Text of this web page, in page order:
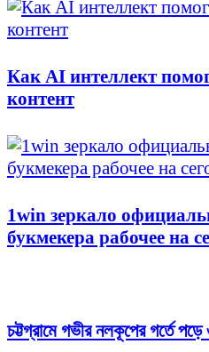
Как AI интеллект
контент
1win зеркало
букмекера рабочее на
চট্টগ্রামে গভীর নলকূপের গর্তে